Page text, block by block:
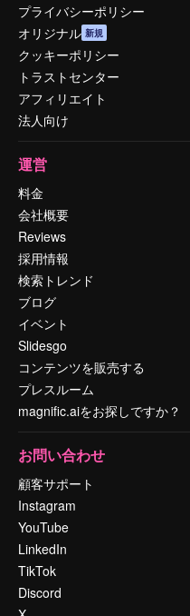
プライバシーポリシー
オリジナル 新規
クッキーポリシー
トラストセンター
アフィリエイト
法人向け
運営
料金
会社概要
Reviews
採用情報
検索トレンド
ブログ
イベント
Slidesgo
コンテンツを販売する
プレスルーム
magnific.aiをお探しですか？
お問い合わせ
顧客サポート
Instagram
YouTube
LinkedIn
TikTok
Discord